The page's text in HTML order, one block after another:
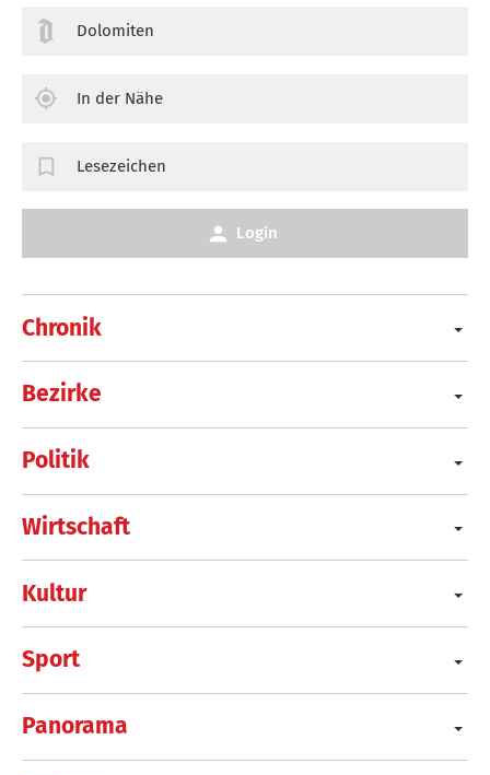
Chronik
Bezirke
Politik
Wirtschaft
Kultur
Sport
Panorama
Dolomiten
In der Nähe
Lesezeichen
Login